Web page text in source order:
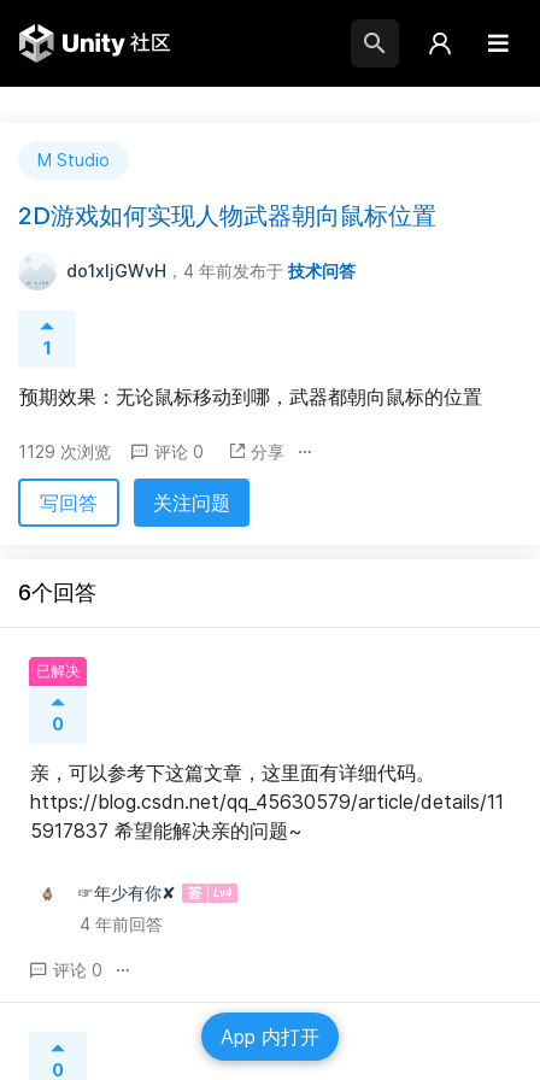
M Studio
2D游戏如何实现人物武器朝向鼠标位置
do1xIjGWvH ，4 年前发布于 技术问答
1
预期效果：无论鼠标移动到哪，武器都朝向鼠标的位置
1129 次浏览 评论 0 分享
写回答 关注问题
6个回答
已解决
0
亲，可以参考下这篇文章，这里面有详细代码。
https://blog.csdn.net/qq_45630579/article/details/11
5917837 希望能解决亲的问题~
☞年少有你✘
4 年前回答
评论 0
0
App 内打开